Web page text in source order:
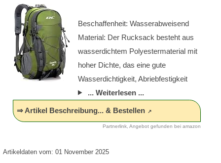
Beschaffenheit: Wasserabweisend
Material: Der Rucksack besteht aus
wasserdichtem Polyestermaterial mit
hoher Dichte, das eine gute
Wasserdichtigkeit, Abriebfestigkeit
... Weiterlesen ...
⇒ Artikel Beschreibung... & Bestellen
Partnerlink, Angebot gefunden bei amazon
Artikeldaten vom: 01 November 2025